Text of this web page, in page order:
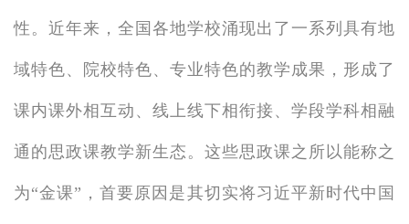
性。近年来，全国各地学校涌现出了一系列具有地
域特色、院校特色、专业特色的教学成果，形成了
课内课外相互动、线上线下相衔接、学段学科相融
通的思政课教学新生态。这些思政课之所以能称之
为“金课”，首要原因是其切实将习近平新时代中国